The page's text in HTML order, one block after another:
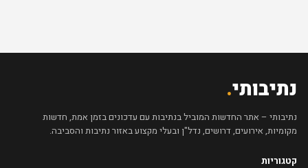
נתיבותי.
נתיבותי – אתר החדשות המוביל בנתיבות עם עדכונים בזמן אמת, חדשות
מקומיות, אירועים, דרושים, נדל"ן ובעלי מקצוע באזור נתיבות והסביבה.
קטגוריות